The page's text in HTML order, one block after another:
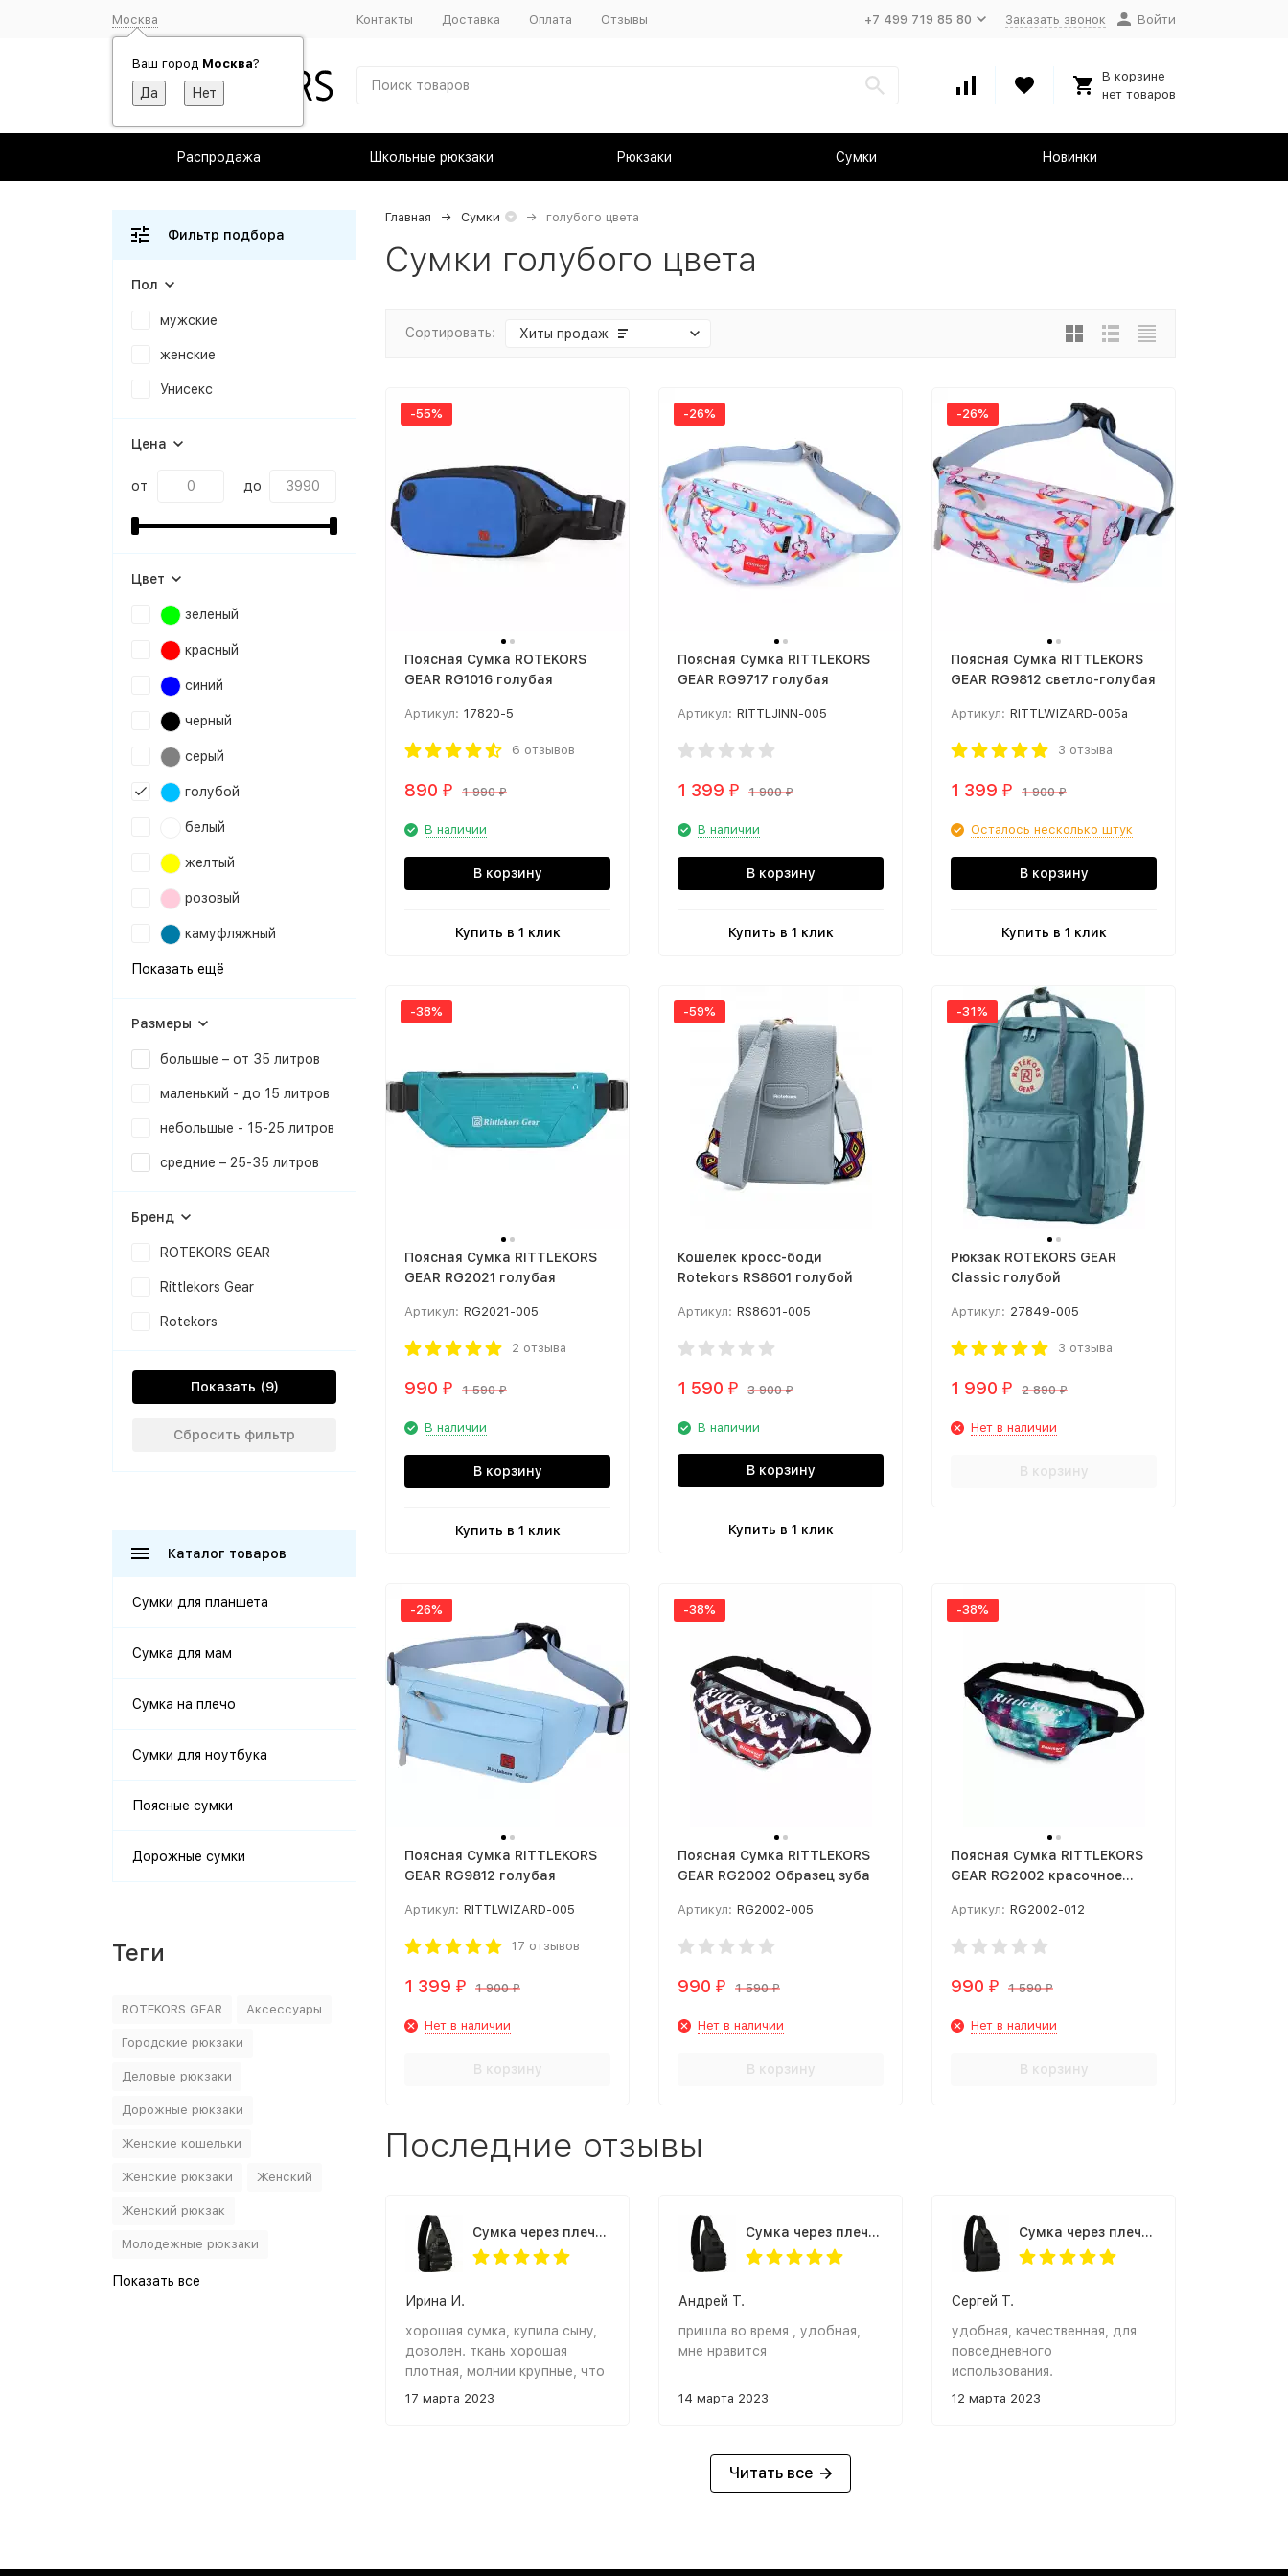
Москва
Ваш город Москва?
Контакты Доставка Оплата Отзывы +7 499 719 85 80 Заказать звонок Войти
В корзине
нет товаров
Распродажа Школьные рюкзаки Рюкзаки Сумки Новинки
Главная Сумки голубого цвета
Сумки голубого цвета
Сортировать: Хиты продаж
-55%
Поясная Сумка ROTEKORS
GEAR RG1016 голубая
Артикул: 17820-5
6 отзывов
890 ₽ 1 990₽
В наличии
В корзину
Купить в 1 клик
-26%
Поясная Сумка RITTLEKORS
GEAR RG9717 голубая
Артикул: RITTLJINN-005
1 399 ₽ 1 900₽
В наличии
В корзину
Купить в 1 клик
-26%
Поясная Сумка RITTLEKORS
GEAR RG9812 светло-голубая
Артикул: RITTLWIZARD-005a
3 отзыва
1 399 ₽ 1 900₽
Осталось несколько штук
В корзину
Купить в 1 клик
-38%
Поясная Сумка RITTLEKORS
GEAR RG2021 голубая
Артикул: RG2021-005
2 отзыва
990 ₽ 1 590₽
В наличии
В корзину
Купить в 1 клик
-59%
Кошелек кросс-боди
Rotekors RS8601 голубой
Артикул: RS8601-005
1 590 ₽ 3 900₽
В наличии
В корзину
Купить в 1 клик
-31%
Рюкзак ROTEKORS GEAR
Classic голубой
Артикул: 27849-005
3 отзыва
1 990 ₽ 2 890₽
Нет в наличии
В корзину
-26%
Поясная Сумка RITTLEKORS
GEAR RG9812 голубая
Артикул: RITTLWIZARD-005
17 отзывов
1 399 ₽ 1 900₽
Нет в наличии
В корзину
-38%
Поясная Сумка RITTLEKORS
GEAR RG2002 Образец зуба
Артикул: RG2002-005
990 ₽ 1 590₽
Нет в наличии
В корзину
-38%
Поясная Сумка RITTLEKORS
GEAR RG2002 красочное
Артикул: RG2002-012
990 ₽ 1 590₽
Нет в наличии
В корзину
Последние отзывы
Cумка через плечо Granta USB черный камуфляж
Ирина И.
хорошая сумка, купила сыну,
доволен. ткань хорошая
плотная, молнии крупные, что
очень удобно.
17 марта 2023
Cумка через плечо Granta USB черная
Андрей Т.
пришла во время , удобная,
мне нравится
14 марта 2023
Cумка через плечо Granta USB черная
Сергей Т.
удобная, качественная, для
повседневного
использования.
12 марта 2023
Читать все
Фильтр подбора
Пол
мужские
женские
Унисекс
Цена
от до
Цвет
зеленый
красный
синий
черный
серый
голубой
белый
желтый
розовый
камуфляжный
Показать ещё
Размеры
большые – от 35 литров
маленький - до 15 литров
небольшые - 15-25 литров
cредние – 25-35 литров
Бренд
ROTEKORS GEAR
Rittlekors Gear
Rotekors
Показать
Сбросить фильтр
Каталог товаров
Сумки для планшета
Сумка для мам
Сумка на плечо
Сумки для ноутбука
Поясные сумки
Дорожные сумки
Теги
ROTEKORS GEAR Аксессуары
Городские рюкзаки
Деловые рюкзаки
Дорожные рюкзаки
Женские кошельки
Женские рюкзаки Женский
Женский рюкзак
Молодежные рюкзаки
Показать все